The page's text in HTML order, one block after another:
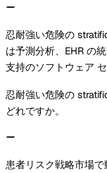
忍耐強い危険の
は予測分析、EHR の
支持のソフトウェア セ
忍耐強い危険の
どれですか。
患者リスク戦略市場で